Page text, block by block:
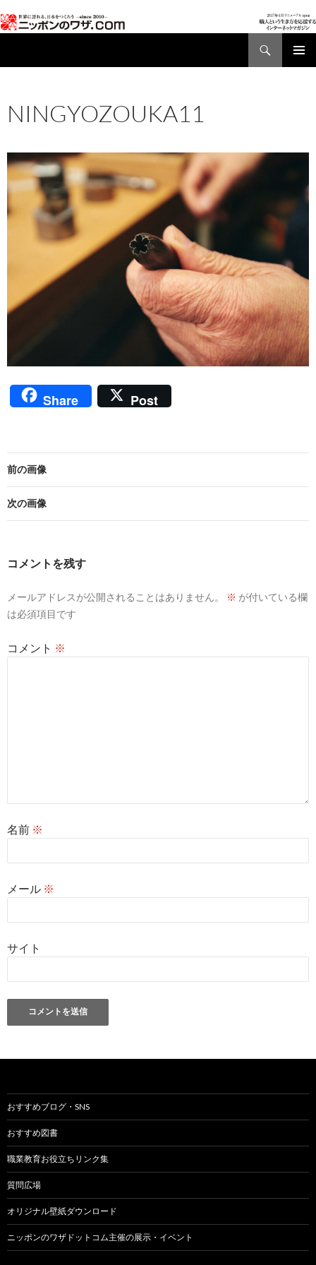
ン
ツ
ス
キ
ッ
プ
NINGYOZOUKA11
Share Post
前の画像
次の画像
コメントを残す
メールアドレスが公開されることはありません。 ※ が付いている欄
は必須項目です
コメント ※
名前 ※
メール ※
サイト
おすすめブログ・SNS
おすすめ図書
職業教育お役立ちリンク集
質問広場
オリジナル壁紙ダウンロード
ニッポンのワザドットコム主催の展示・イベント